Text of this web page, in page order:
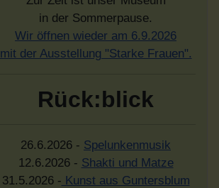
in der Sommerpause.
Wir öffnen wieder am 6.9.2026
mit der Ausstellung "Starke Frauen".
Rück:blick
26.6.2026 - Spelunkenmusik
12.6.2026 - Shakti und Matze
31.5.2026 - Kunst aus Guntersblum